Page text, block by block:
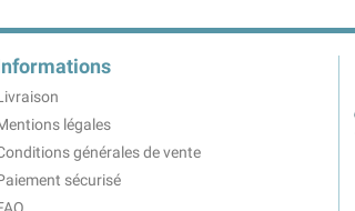
légales
générales de vente
sécurisé